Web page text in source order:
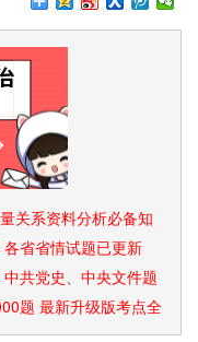
关系资料分析必备知
省省情试题已更新
共党史、中央文件题
题 最新升级版考点全